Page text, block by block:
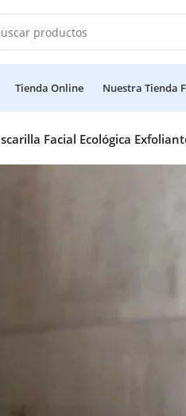
Tienda Online Nuestra Tienda
Facial Ecológica